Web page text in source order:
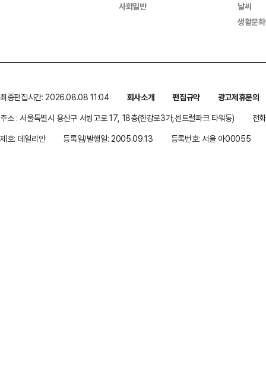
사회일반
날씨
생활문
최종편집시간: 2026.08.08 11:04 회사소개 편집규약
광고제휴문의
주소 : 서울특별시 용산구 서빙고로 17, 18층(한강로3가,센트럴파크 타워동)
전
제호: 데일리안
등록일/발행일: 2005.09.13 등록번호: 서울 아00055